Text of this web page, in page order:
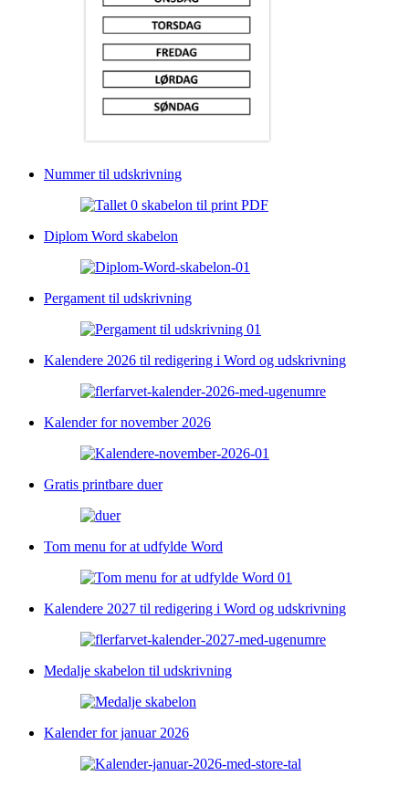
Nummer til udskrivning
Diplom Word skabelon
Pergament til udskrivning
Kalendere 2026 til redigering i Word og udskrivning
Kalender for november 2026
Gratis printbare duer
Tom menu for at udfylde Word
Kalendere 2027 til redigering i Word og udskrivning
Medalje skabelon til udskrivning
Kalender for januar 2026